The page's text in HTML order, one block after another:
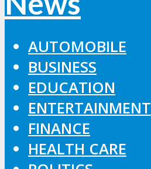
AUTOMOBILE
BUSINESS
EDUCATION
ENTERTAINMENT
FINANCE
HEALTH CARE